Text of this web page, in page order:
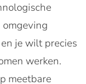
je wilt precies
werken.
meetbare